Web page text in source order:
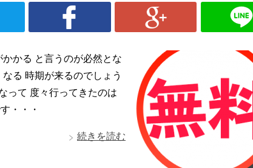
かる と言うのが必然とな
る 時期が来るのでしょう
って 度々行ってきたのは
・・・
続きを読む